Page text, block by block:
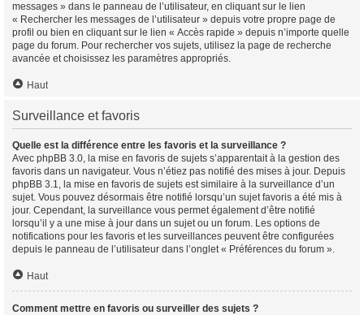
messages » dans le panneau de l’utilisateur, en cliquant sur le lien
« Rechercher les messages de l’utilisateur » depuis votre propre page de
profil ou bien en cliquant sur le lien « Accès rapide » depuis n’importe quelle
page du forum. Pour rechercher vos sujets, utilisez la page de recherche
avancée et choisissez les paramètres appropriés.
Haut
Surveillance et favoris
Quelle est la différence entre les favoris et la surveillance ?
Avec phpBB 3.0, la mise en favoris de sujets s’apparentait à la gestion des
favoris dans un navigateur. Vous n’étiez pas notifié des mises à jour. Depuis
phpBB 3.1, la mise en favoris de sujets est similaire à la surveillance d’un
sujet. Vous pouvez désormais être notifié lorsqu’un sujet favoris a été mis à
jour. Cependant, la surveillance vous permet également d’être notifié
lorsqu’il y a une mise à jour dans un sujet ou un forum. Les options de
notifications pour les favoris et les surveillances peuvent être configurées
depuis le panneau de l’utilisateur dans l’onglet « Préférences du forum ».
Haut
Comment mettre en favoris ou surveiller des sujets ?